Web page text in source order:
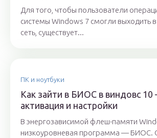
Для того, чтобы пользователи
системы Windows 7 смогли выходить
сеть, существует...
ПК и ноутбуки
Как зайти в БИОС в виндовс
активация и настройки
В энергозависимой флеш-памяти
низкоуровневая программа — БИОС.